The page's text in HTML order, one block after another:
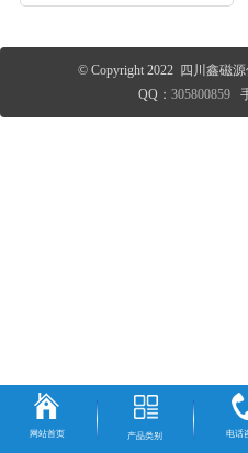
© Copyright 2022 四川鑫磁
QQ：305800859
网站首页 产品类别 电话